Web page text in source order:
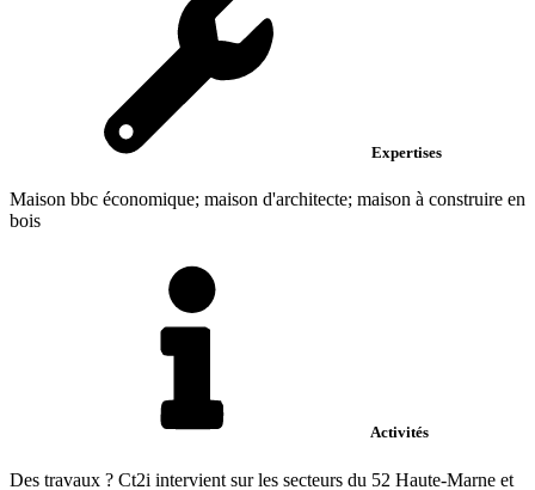
Expertises
Maison bbc économique; maison d'architecte; maison à construire en
bois
Activités
Des travaux ? Ct2i intervient sur les secteurs du 52 Haute-Marne et